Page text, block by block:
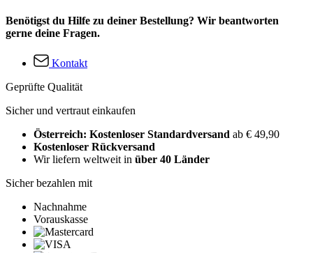
Benötigst du Hilfe zu deiner Bestellung? Wir beantworten
gerne deine Fragen.
Kontakt
Geprüfte Qualität
Sicher und vertraut einkaufen
Österreich: Kostenloser Standardversand ab € 49,90
Kostenloser Rückversand
Wir liefern weltweit in über 40 Länder
Sicher bezahlen mit
Nachnahme
Vorauskasse